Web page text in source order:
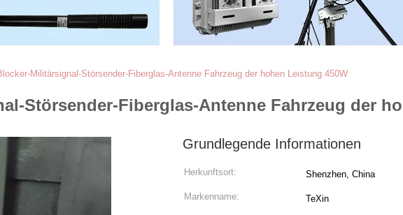
Militärsignal-Störsender-Fiberglas-Antenne Fahrzeug der hohen Leistung 450W
Störsender-Fiberglas-Antenne Fahrzeug der
Grundlegende Informationen
Herkunftsort: Shenzhen, China
Markenname: TeXin